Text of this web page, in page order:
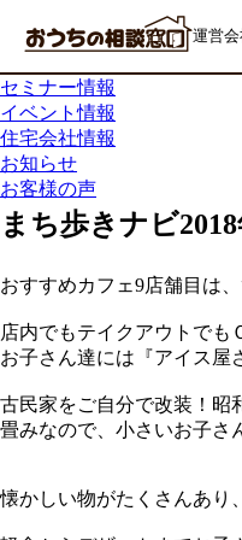
運営会
家づくり豆知識
セミナー情報
イベント情報
住宅会社情報
お知らせ
お客様の声
まち歩きナビ
おすすめカフェ9店舗目は、
店内でもテイクアウトでも
お子さん達には『アイス屋
古民家をご自分で改装！昭
畳みなので、小さいお子さ
懐かしい物がたくさんあり